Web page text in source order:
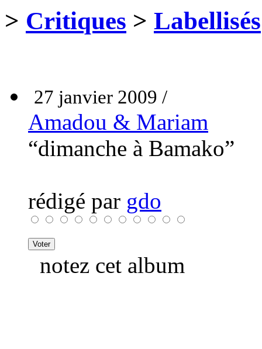
> Critiques > Labellisés
27 janvier 2009 /
Amadou & Mariam
“dimanche à Bamako”
rédigé par gdo
notez cet album